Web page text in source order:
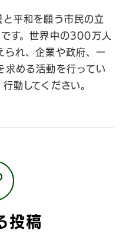
平和を願う市民の立
す。世界中の300万人
られ、企業や政府、一
求める活動を行ってい
動してください。
投稿